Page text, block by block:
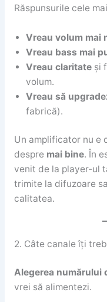
Răspunsurile cele
Vreau volum mai
Vreau bass mai
Vreau claritateși
volum.
Vreau să
fabrică).
Un amplificator nu e
despre mai bine. În
venit de la player-ul
trimite la difuzoare
calitatea.
2. Câte canale îți
Alegerea numărului
vrei să alimentezi.